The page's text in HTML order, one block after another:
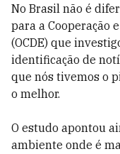
No Brasil não é
para a Cooperação
(OCDE) que
identificação de
que nós tivemos o
o melhor.
O estudo apontou
ambiente onde é